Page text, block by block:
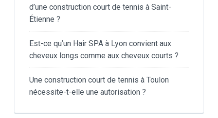
d’une construction court de tennis à Saint-
Étienne ?
Est-ce qu’un Hair SPA à Lyon convient aux
cheveux longs comme aux cheveux courts ?
Une construction court de tennis à Toulon
nécessite-t-elle une autorisation ?